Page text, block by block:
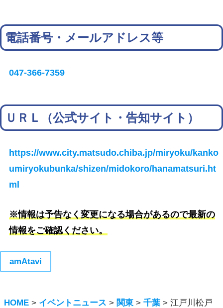
電話番号・メールアドレス等
047-366-7359
ＵＲＬ（公式サイト・告知サイト）
https://www.city.matsudo.chiba.jp/miryoku/kanko
umiryokubunka/shizen/midokoro/hanamatsuri.ht
ml
※情報は予告なく変更になる場合があるので最新の
情報をご確認ください。
amAtavi
HOME > イベントニュース > 関東 >千葉 >江戸川松戸